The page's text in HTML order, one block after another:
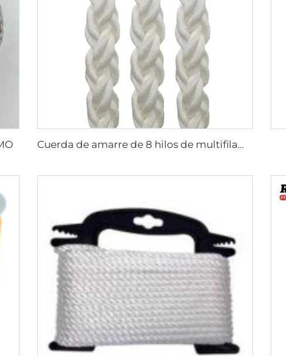
Cuerda de amarre de 8 hilos de multifilamento PP